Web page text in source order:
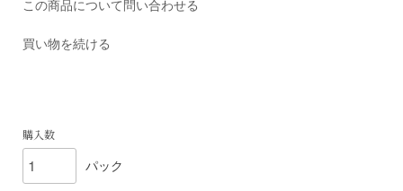
この商品について問い合わせる
買い物を続ける
購入数
パック